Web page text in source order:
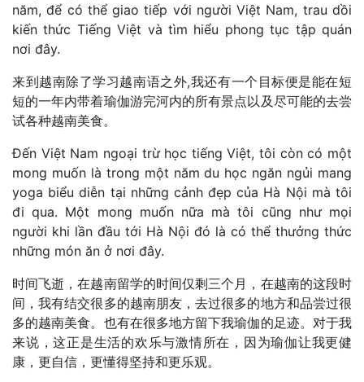
năm, để có thể giao tiếp với người Việt Nam, trau dồi
kiến thức Tiếng Việt và tìm hiểu phong tục tập quán
nơi đây.
来到越南除了学习越南语之外,我还有一个目标便是能在短
短的一年内带着瑜伽游完河内的所有景点以及尽可能的去尝
试各种越南美食。
Đến Việt Nam ngoại trừ học tiếng Việt, tôi còn có một
mong muốn là trong một năm du học ngăn ngủi mang
yoga biểu diễn tại những cảnh đẹp của Hà Nội mà tôi
đi qua. Một mong muốn nữa mà tôi cũng như mọi
người khi lần đầu tới Hà Nội đó là có thể thưởng thức
những món ăn ở nơi đây.
时间飞逝，在越南留学的时间仅剩三个月，在越南的这段时
间，我有结交很多的越南朋友，去过很多的地方和品尝过很
多的越南美食。也有在很多地方留下我瑜伽的足迹。对于我
来说，这正是生活的欢乐与激情所在，因为瑜伽让我更健
康，更自信，更懂得坚持和更乐观。